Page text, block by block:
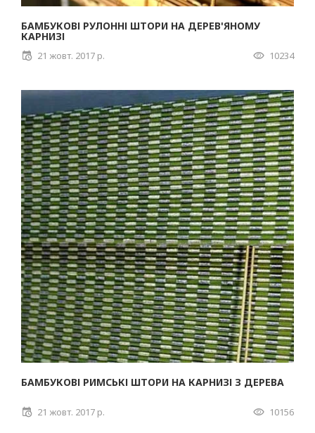
БАМБУКОВІ РУЛОННІ ШТОРИ НА ДЕРЕВ'ЯНОМУ
КАРНИЗІ
21 жовт. 2017 р. 10234
БАМБУКОВІ РИМСЬКІ ШТОРИ НА КАРНИЗІ З ДЕРЕВА
21 жовт. 2017 р. 10156